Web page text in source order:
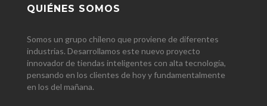
QUIÉNES SOMOS
Somos un grupo chileno que proviene de diferentes
industrias. Desarrollamos este nuevo proyecto
innovador de tiendas inteligentes con alta tecnología,
pensando en los clientes de hoy y fundamentalmente
en los del mañana.